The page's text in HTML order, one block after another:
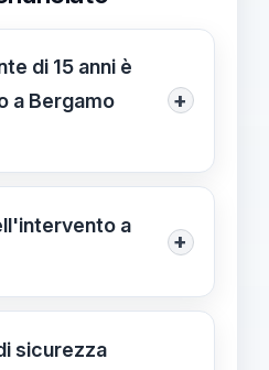
di 15 anni è
a Bergamo
+
delle norme
sequestrata una
tappo rosso nello
a
+
disponibile al
sicurezza